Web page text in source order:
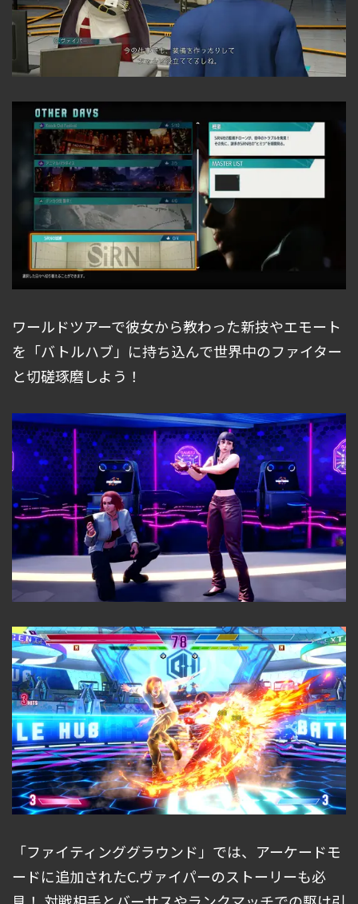
ワールドツアーで彼女から教わった新技やエモート
を「バトルハブ」に持ち込んで世界中のファイター
と切磋琢磨しよう！
「ファイティンググラウンド」では、アーケードモ
ードに追加されたC.ヴァイパーのストーリーも必